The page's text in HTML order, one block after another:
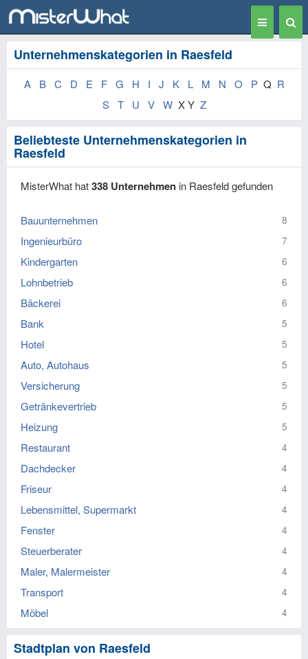
Toggle
navigation
Unternehmenskategorien in Raesfeld
A B C D E F G H I J K L M N O P Q R
S T U V W X Y Z
Beliebteste Unternehmenskategorien in
Raesfeld
MisterWhat hat338 Unternehmen in Raesfeld gefunden
Bauunternehmen 8
Ingenieurbüro 7
Kindergarten 6
Lohnbetrieb 6
Bäckerei 6
Bank 5
Hotel 5
Auto, Autohaus 5
Versicherung 5
Getränkevertrieb 5
Heizung 5
Restaurant 4
Dachdecker 4
Friseur 4
Lebensmittel, Supermarkt 4
Fenster 4
Steuerberater 4
Maler, Malermeister 4
Transport 4
Möbel 4
Stadtplan von Raesfeld